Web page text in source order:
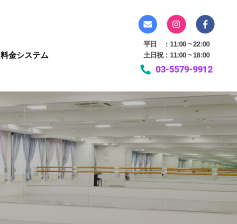
料金システム
平日 ：11:00 ~ 22:00
土日祝：11:00 ~ 18:00
03-5579-9912